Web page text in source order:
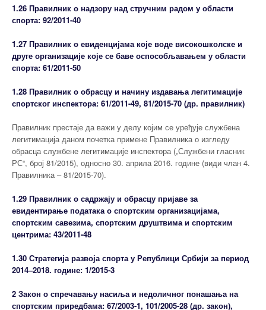
1.26 Правилник о надзору над стручним радом у области
спорта: 92/2011-40
1.27 Правилник о евиденцијама које воде високошколске и
друге организације које се баве оспособљавањем у области
спорта: 61/2011-50
1.28 Правилник о обрасцу и начину издавања легитимације
спортског инспектора: 61/2011-49, 81/2015-70 (др. правилник)
Правилник престаје да важи у делу којим се уређује службена
легитимација даном почетка примене Правилника о изгледу
обрасца службене легитимације инспектора („Службени гласник
РС“, број 81/2015), односно 30. априла 2016. године (види члан 4.
Правилника – 81/2015-70).
1.29 Правилник о садржају и обрасцу пријаве за
евидентирање података о спортским организацијама,
спортским савезима, спортским друштвима и спортским
центрима: 43/2011-48
1.30 Стратегија развоја спорта у Републици Србији за период
2014–2018. године: 1/2015-3
2 Закон о спречавању насиља и недоличног понашања на
спортским приредбама: 67/2003-1, 101/2005-28 (др. закон),